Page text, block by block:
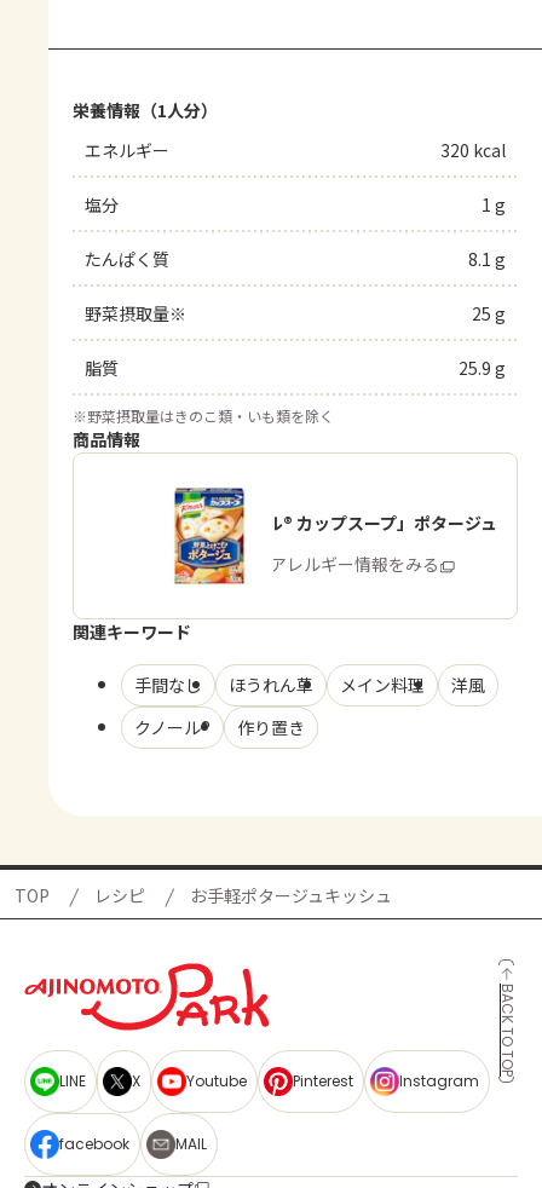
栄養情報（1人分）
エネルギー
320 kcal
塩分 1 g
たんぱく質 8.1 g
野菜摂取量※ 25 g
脂質 25.9 g
※野菜摂取量はきのこ類・いも類を除く
商品情報
「クノール® カップスープ」ポタージュ
商品・アレルギー情報をみる
関連キーワード
手間なし ほうれん草 メイン料理
洋風
クノール®
作り置き
TOP レシピ お手軽ポタージュキッシュ
BACK TO TOP
LINE X Youtube Pinterest Instagram
facebook MAIL